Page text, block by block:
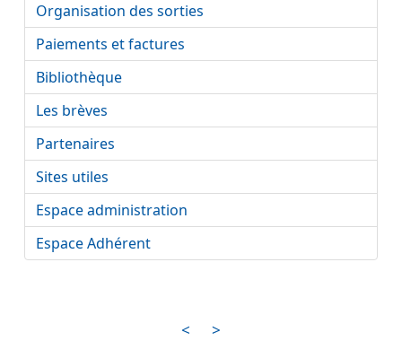
<
>
Organisation des sorties
Paiements et factures
Bibliothèque
Les brèves
Partenaires
Sites utiles
Espace administration
Espace Adhérent